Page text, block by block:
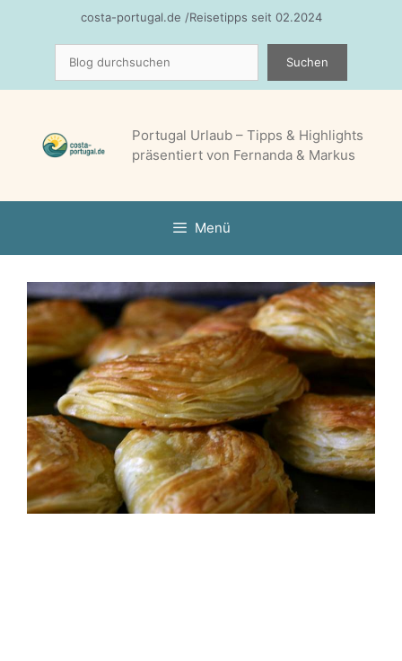
costa-portugal.de /Reisetipps seit 02.2024
Suchen
Portugal Urlaub – Tipps & Highlights
präsentiert von Fernanda & Markus
Menü